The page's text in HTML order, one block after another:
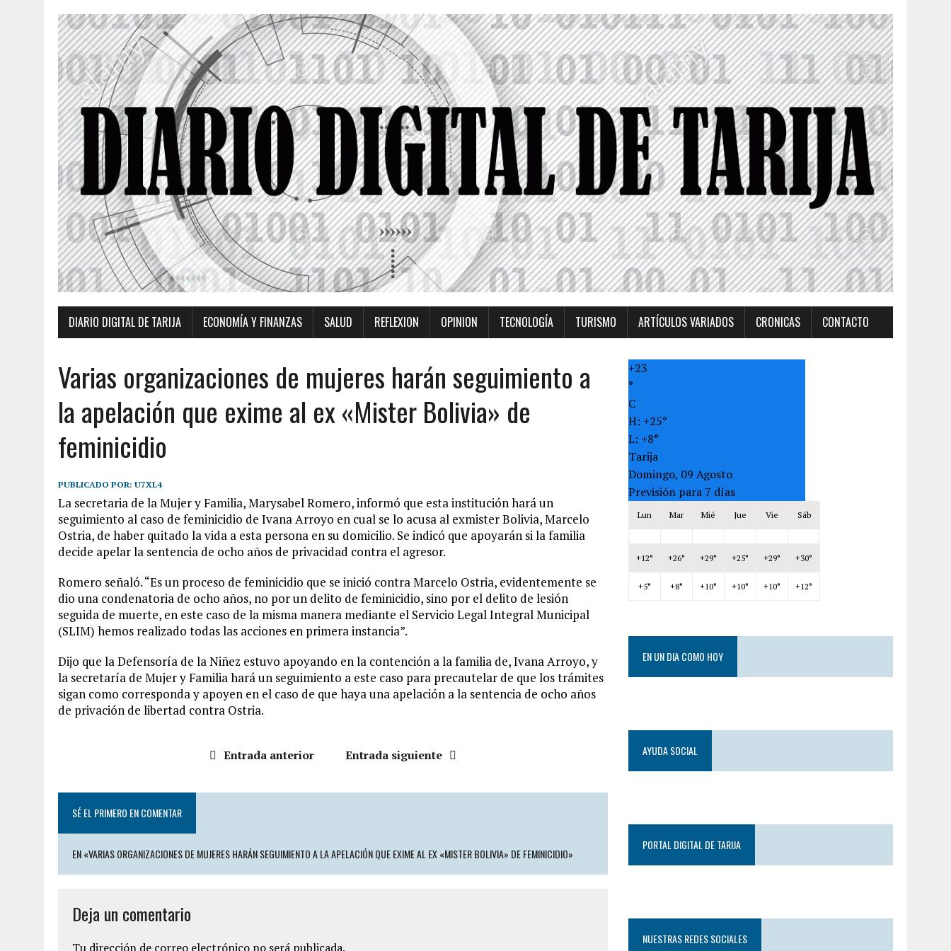
DIARIO DIGITAL DE TARIJA ECONOMÍA Y FINANZAS SALUD REFLEXION OPINION TECNOLOGÍA TURISMO ARTÍCULOS VARIADOS CRONICAS CONTACTO
Varias organizaciones de mujeres harán seguimiento a
la apelación que exime al ex «Mister Bolivia» de
feminicidio
PUBLICADO POR: U7XL4
La secretaria de la Mujer y Familia, Marysabel Romero, informó que esta institución hará un
seguimiento al caso de feminicidio de Ivana Arroyo en cual se lo acusa al exmister Bolivia, Marcelo
Ostria, de haber quitado la vida a esta persona en su domicilio. Se indicó que apoyarán si la familia
decide apelar la sentencia de ocho años de privacidad contra el agresor.
Romero señaló. “Es un proceso de feminicidio que se inició contra Marcelo Ostria, evidentemente se
dio una condenatoria de ocho años, no por un delito de feminicidio, sino por el delito de lesión
seguida de muerte, en este caso de la misma manera mediante el Servicio Legal Integral Municipal
(SLIM) hemos realizado todas las acciones en primera instancia”.
Dijo que la Defensoría de la Niñez estuvo apoyando en la contención a la familia de, Ivana Arroyo, y
la secretaría de Mujer y Familia hará un seguimiento a este caso para precautelar de que los trámites
sigan como corresponda y apoyen en el caso de que haya una apelación a la sentencia de ocho años
de privación de libertad contra Ostria.
Entrada anterior Entrada siguiente
SÉ EL PRIMERO EN COMENTAR
EN «VARIAS ORGANIZACIONES DE MUJERES HARÁN SEGUIMIENTO A LA APELACIÓN QUE EXIME AL EX «MISTER BOLIVIA» DE FEMINICIDIO»
Deja un comentario
Tu dirección de correo electrónico no será publicada.
+23
°
C
H: +25°
L: +8°
Tarija
Domingo, 09 Agosto
Previsión para 7 días
Lun Mar Mié Jue Vie Sáb
+12° +26° +29° +25° +29° +30°
+5° +8° +10° +10° +10° +12°
EN UN DIA COMO HOY
AYUDA SOCIAL
PORTAL DIGITAL DE TARIJA
NUESTRAS REDES SOCIALES